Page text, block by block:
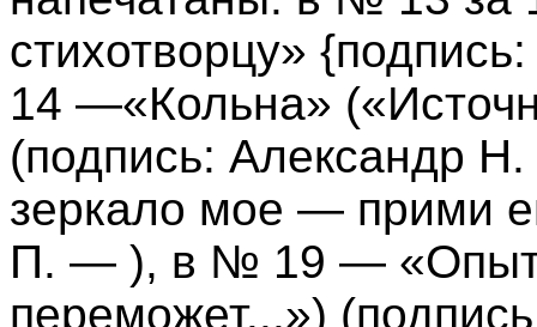
стихотворцу»
14 —«Кольна»
(подпись: Александр
зеркало мое — прими
П. — ), в № 19 —
переможет...»)